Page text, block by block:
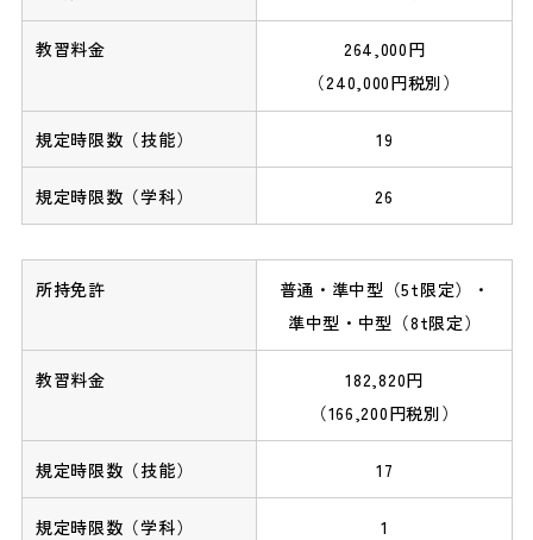
264,000円
（240,000円税別）
19
26
普通・準中型（5t限定）・
準中型・中型（8t限定）
182,820円
（166,200円税別）
17
1